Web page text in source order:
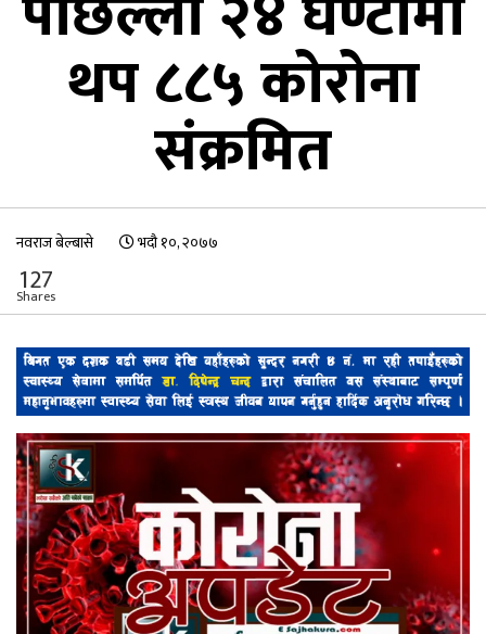
थप ८८५ कोरोना
संंक्रमित
नवराज बेल्बासे भदौ १०, २०७७
127
Shares